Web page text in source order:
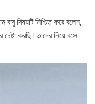
বিষয়টি নিশ্চিত করে বলেন,
করছি। তাদের নিয়ে বসে